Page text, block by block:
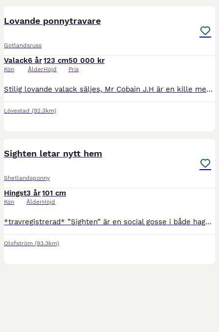
Lovande ponnytravare
Gotlandsruss
Valack
Kön
6 år
Ålder
123 cm
Höjd
50 000 kr
Pris
Stilig lovande valack säljes, Mr Cobain J.H är en kille med mycket fartresurser, han var hingst till Mars i år då vi försökt få honom godkänd men nu är han en snygg valack istället. Har haft honom sed
Lövestad (92.3km)
Sighten letar nytt hem
Shetlandsponny
Hingst
Kön
3 år
Ålder
101 cm
Höjd
*travregistrerad* ”Sighten” är en social gosse i både hagen o vid hantering. Just nu är han hingst men tanken är att han ska kastreras när det passar då jag ser inte honom som ett hingstämne. Han är p
Olofström (93.3km)